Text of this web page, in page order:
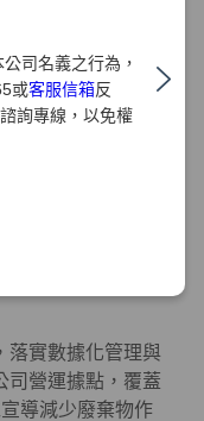
司名義之行為，
或客服信箱反
詢專線，以免權
定「綠色採購條
保、節能、能源
業、減碳等標章
，持續參與臺北
實施綠色採購計
連續15年榮獲臺北
鏈，降低環境衝
落實數據化管理與
司營運據點，覆蓋
導減少廢棄物作